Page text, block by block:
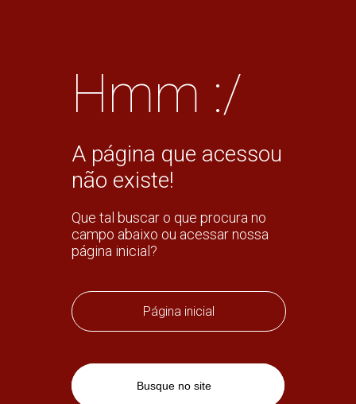
Hmm :/
A página que acessou
não existe!
Que tal buscar o que procura no
campo abaixo ou acessar nossa
página inicial?
Página inicial